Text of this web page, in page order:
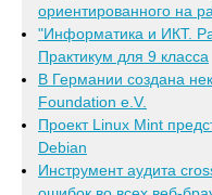
ориентированного на
"Информатика и ИКТ.
Практикум для 9 класса
В Германии создана
Foundation e.V.
Проект Linux Mint
Debian
Инструмент аудита